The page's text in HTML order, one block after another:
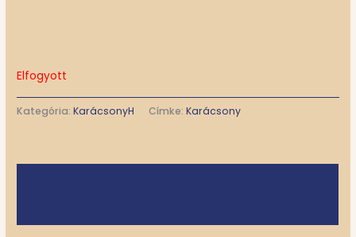
Elfogyott
Kategória:KarácsonyH Címke:Karácsony